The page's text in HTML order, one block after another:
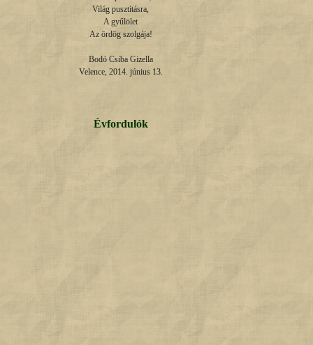
Világ pusztításra,
A gyűlölet
Az ördög szolgája!
Bodó Csiba Gizella
Velence, 2014. június 13.
Évfordulók